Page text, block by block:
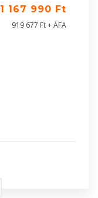
1 167 990 Ft
919 677 Ft + ÁFA